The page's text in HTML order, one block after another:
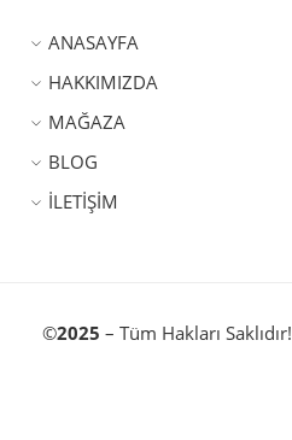
ANASAYFA
HAKKIMIZDA
MAĞAZA
BLOG
İLETİŞİM
©2025 – Tüm Hakları Saklıdır!